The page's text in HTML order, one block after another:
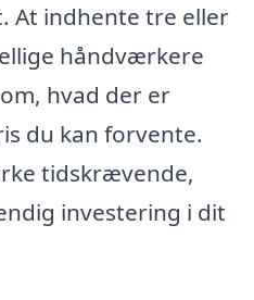
At indhente tre eller
håndværkere
hvad der er
du kan forvente.
tidskrævende,
investering i dit